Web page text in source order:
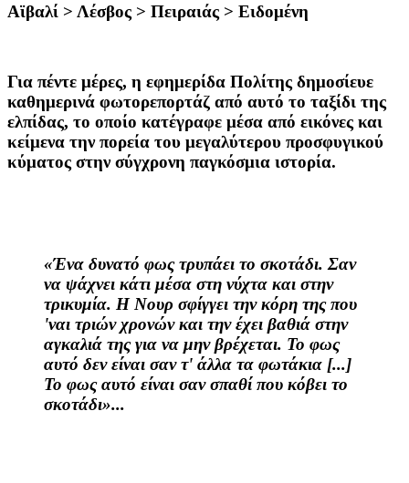
Αϊβαλί > Λέσβος > Πειραιάς > Ειδομένη
Για πέντε μέρες, η εφημερίδα Πολίτης δημοσίευε
καθημερινά φωτορεπορτάζ από αυτό το ταξίδι της
ελπίδας, το οποίο κατέγραφε μέσα από εικόνες και
κείμενα την πορεία του μεγαλύτερου προσφυγικού
κύματος στην σύγχρονη παγκόσμια ιστορία.
«Ένα δυνατό φως τρυπάει το σκοτάδι. Σαν
να ψάχνει κάτι μέσα στη νύχτα και στην
τρικυμία. Η Νουρ σφίγγει την κόρη της που
'ναι τριών χρονών και την έχει βαθιά στην
αγκαλιά της για να μην βρέχεται. Το φως
αυτό δεν είναι σαν τ' άλλα τα φωτάκια [...]
Το φως αυτό είναι σαν σπαθί που κόβει το
σκοτάδι»...